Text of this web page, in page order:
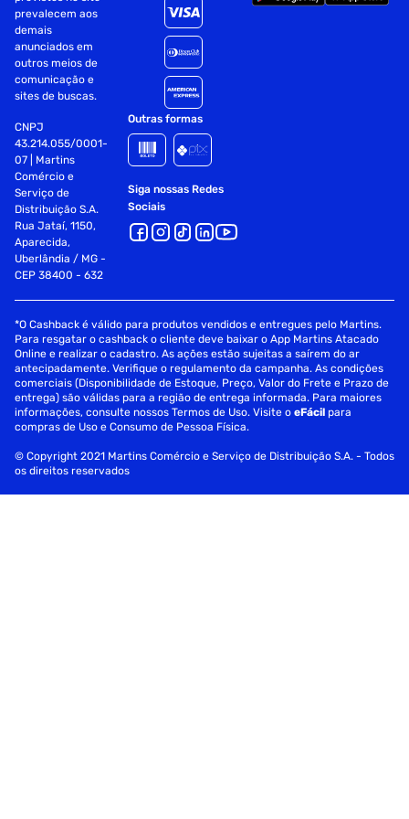
prevalecem aos
demais
anunciados em
outros meios de
comunicação e
sites de buscas.
CNPJ
43.214.055/0001-
07 | Martins
Comércio e
Serviço de
Distribuição S.A.
Rua Jataí, 1150,
Aparecida,
Uberlândia / MG -
CEP 38400 - 632
Outras formas
Siga nossas Redes
Sociais
*O Cashback é válido para produtos vendidos e entregues pelo Martins.
Para resgatar o cashback o cliente deve baixar o App Martins Atacado
Online e realizar o cadastro. As ações estão sujeitas a saírem do ar
antecipadamente. Verifique o regulamento da campanha. As condições
comerciais (Disponibilidade de Estoque, Preço, Valor do Frete e Prazo de
entrega) são válidas para a região de entrega informada. Para maiores
informações, consulte nossos Termos de Uso. Visite oeFácil para
compras de Uso e Consumo de Pessoa Física.
© Copyright 2021 Martins Comércio e Serviço de Distribuição S.A. - Todos
os direitos reservados